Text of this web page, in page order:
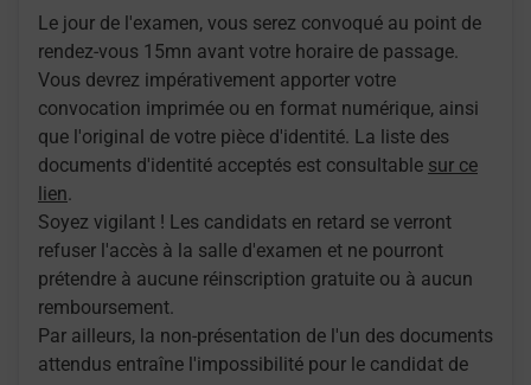
Le jour de l'examen, vous serez convoqué au point de
rendez-vous 15mn avant votre horaire de passage.
Vous devrez impérativement apporter votre
convocation imprimée ou en format numérique, ainsi
que l'original de votre pièce d'identité. La liste des
documents d'identité acceptés est consultable sur ce
lien.
Soyez vigilant ! Les candidats en retard se verront
refuser l'accès à la salle d'examen et ne pourront
prétendre à aucune réinscription gratuite ou à aucun
remboursement.
Par ailleurs, la non-présentation de l'un des documents
attendus entraîne l'impossibilité pour le candidat de